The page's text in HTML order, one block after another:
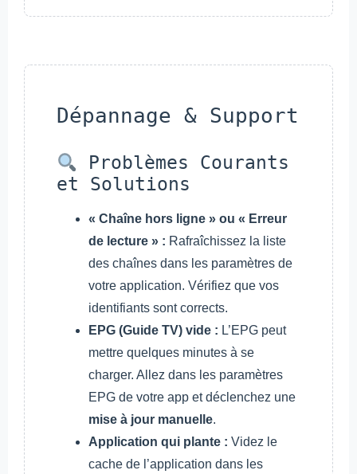
Dépannage & Support
Problèmes Courants
et Solutions
« Chaîne hors ligne » ou « Erreur
de lecture » : Rafraîchissez la liste
des chaînes dans les paramètres de
votre application. Vérifiez que vos
identifiants sont corrects.
EPG (Guide TV) vide : L’EPG peut
mettre quelques minutes à se
charger. Allez dans les paramètres
EPG de votre app et déclenchez une
mise à jour manuelle.
Application qui plante : Videz le
cache de l’application dans les